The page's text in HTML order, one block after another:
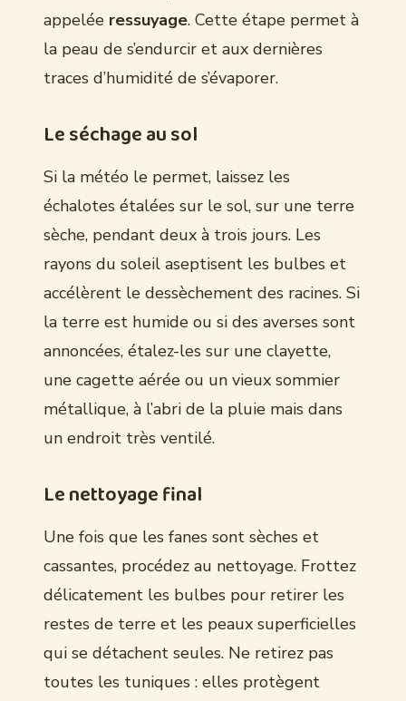
appelée ressuyage. Cette étape permet à
la peau de s’endurcir et aux dernières
traces d’humidité de s’évaporer.
Le séchage au sol
Si la météo le permet, laissez les
échalotes étalées sur le sol, sur une terre
sèche, pendant deux à trois jours. Les
rayons du soleil aseptisent les bulbes et
accélèrent le dessèchement des racines. Si
la terre est humide ou si des averses sont
annoncées, étalez-les sur une clayette,
une cagette aérée ou un vieux sommier
métallique, à l’abri de la pluie mais dans
un endroit très ventilé.
Le nettoyage final
Une fois que les fanes sont sèches et
cassantes, procédez au nettoyage. Frottez
délicatement les bulbes pour retirer les
restes de terre et les peaux superficielles
qui se détachent seules. Ne retirez pas
toutes les tuniques : elles protègent